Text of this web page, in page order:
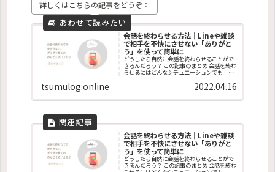
詳しくはこちらの記事をどうぞ：
会話を終わらせる方法｜Lineや雑談
で相手を不快にさせない「ありがと
う」を使って簡単に
どうしたら自然に会話を終わらせることがで
きるんだろう？ この記事のまとめ 会話を終わ
らせるにはどんなシチュエーションでも「あ
ざまな場面で使える「ありがとう」で会話を
終えることで、どんな相手からも...
tsumulog.online 2022.04.16
会話を終わらせる方法｜Lineや雑談
で相手を不快にさせない「ありがと
う」を使って簡単に
どうしたら自然に会話を終わらせることがで
きるんだろう？ この記事のまとめ 会話を終わ